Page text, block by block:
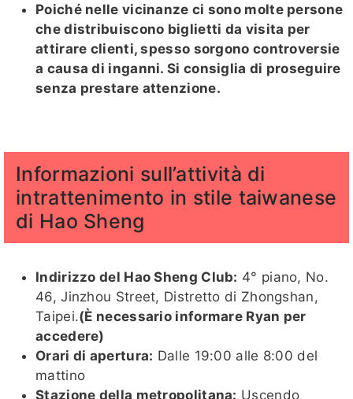
Poiché nelle vicinanze ci sono molte persone
che distribuiscono biglietti da visita per
attirare clienti, spesso sorgono controversie
a causa di inganni. Si consiglia di proseguire
senza prestare attenzione.
Informazioni sull’attività di
intrattenimento in stile taiwanese
di Hao Sheng
Indirizzo del Hao Sheng Club: 4° piano, No.
46, Jinzhou Street, Distretto di Zhongshan,
Taipei.(È necessario informare Ryan per
accedere)
Orari di apertura: Dalle 19:00 alle 8:00 del
mattino
Stazione della metropolitana: Uscendo